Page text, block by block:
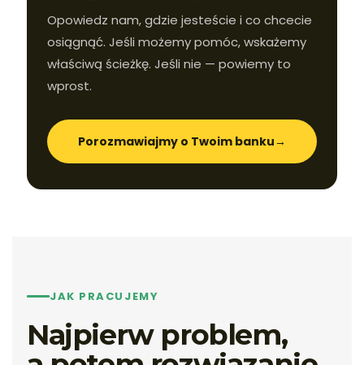
Opowiedz nam, gdzie jesteście i co chcecie
osiągnąć. Jeśli możemy pomóc, wskażemy
właściwą ścieżkę. Jeśli nie — powiemy to
wprost.
Porozmawiajmy o Twoim banku→
JAK PRACUJEMY
Najpierw problem,